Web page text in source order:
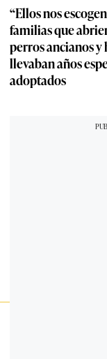
“Ellos nos
familias que
perros ancianos y
llevaban años
adoptados